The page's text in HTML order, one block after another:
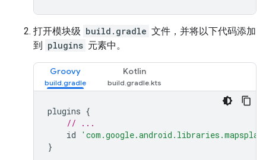
打开模块级 build.gradle 文件，并将以下代码添加
到 plugins 元素中。
Groovy Kotlin
plugins {
// ...
id
}